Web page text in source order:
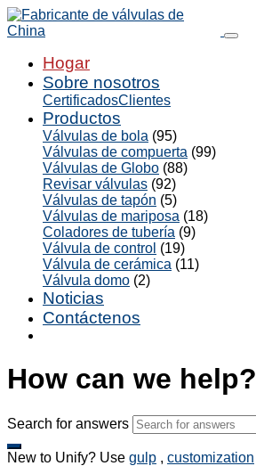
Hogar
Sobre nosotros
CertificadosClientes
Productos
Válvulas de bola (95)
Válvulas de compuerta (99)
Válvulas de Globo (88)
Revisar válvulas (92)
Válvulas de tapón (5)
Válvulas de mariposa (18)
Coladores de tubería (9)
Válvula de control (19)
Válvula de cerámica (11)
Válvula domo (2)
Noticias
Contáctenos
How can we help?
Search for answers
New to Unify? Use gulp , customization